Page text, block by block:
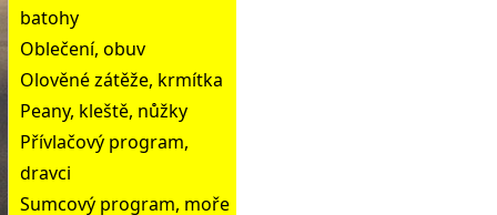
batohy
Oblečení, obuv
Olověné zátěže, krmítka
Peany, kleště, nůžky
Přívlačový program,
dravci
Sumcový program, moře